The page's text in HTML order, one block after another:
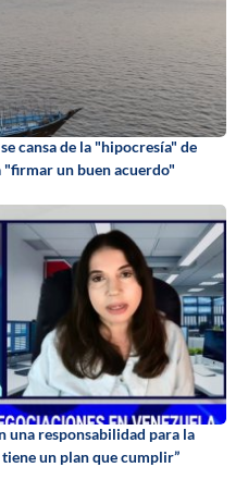
cansa de la "hipocresía" de
"firmar un buen acuerdo"
una responsabilidad para la
un plan que cumplir”